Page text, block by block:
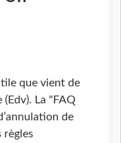
que vient de
La "FAQ
de
règles